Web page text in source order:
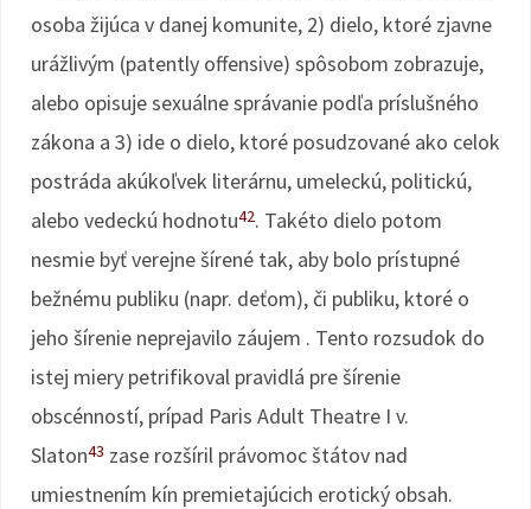
osoba žijúca v danej komunite, 2) dielo, ktoré zjavne
urážlivým (patently offensive) spôsobom zobrazuje,
alebo opisuje sexuálne správanie podľa príslušného
zákona a 3) ide o dielo, ktoré posudzované ako celok
postráda akúkoľvek literárnu, umeleckú, politickú,
alebo vedeckú hodnotu42. Takéto dielo potom
nesmie byť verejne šírené tak, aby bolo prístupné
bežnému publiku (napr. deťom), či publiku, ktoré o
jeho šírenie neprejavilo záujem . Tento rozsudok do
istej miery petrifikoval pravidlá pre šírenie
obscénností, prípad Paris Adult Theatre I v.
Slaton43 zase rozšíril právomoc štátov nad
umiestnením kín premietajúcich erotický obsah.